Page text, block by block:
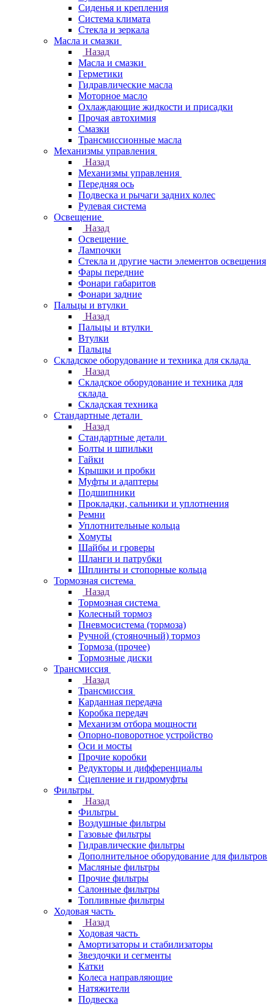
Сиденья и крепления
Система климата
Стекла и зеркала
Масла и смазки
Назад
Масла и смазки
Герметики
Гидравлические масла
Моторное масло
Охлаждающие жидкости и присадки
Прочая автохимия
Смазки
Трансмиссионные масла
Механизмы управления
Назад
Механизмы управления
Передняя ось
Подвеска и рычаги задних колес
Рулевая система
Освещение
Назад
Освещение
Лампочки
Стекла и другие части элементов освещения
Фары передние
Фонари габаритов
Фонари задние
Пальцы и втулки
Назад
Пальцы и втулки
Втулки
Пальцы
Складское оборудование и техника для склада
Назад
Складское оборудование и техника для
склада
Складская техника
Стандартные детали
Назад
Стандартные детали
Болты и шпильки
Гайки
Крышки и пробки
Муфты и адаптеры
Подшипники
Прокладки, сальники и уплотнения
Ремни
Уплотнительные кольца
Хомуты
Шайбы и гроверы
Шланги и патрубки
Шплинты и стопорные кольца
Тормозная система
Назад
Тормозная система
Колесный тормоз
Пневмосиcтема (тормоза)
Ручной (стояночный) тормоз
Тормоза (прочее)
Тормозные диски
Трансмиссия
Назад
Трансмиссия
Карданная передача
Коробка передач
Механизм отбора мощности
Опорно-поворотное устройство
Оси и мосты
Прочие коробки
Редукторы и дифференциалы
Сцепление и гидромуфты
Фильтры
Назад
Фильтры
Воздушные фильтры
Газовые фильтры
Гидравлические фильтры
Дополнительное оборудование для фильтров
Масляные фильтры
Прочие фильтры
Салонные фильтры
Топливные фильтры
Ходовая часть
Назад
Ходовая часть
Амортизаторы и стабилизаторы
Звездочки и сегменты
Катки
Колеса направляющие
Натяжители
Подвеска